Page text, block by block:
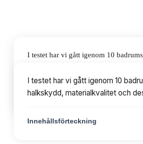
I testet har vi gått igenom 10
Innehållsförteckning
I testet har vi gått igenom 10
halkskydd, materialkvalitet och
Innehållsförteckning